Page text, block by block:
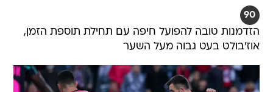
90
הזדמנות טובה להפועל חיפה עם תחילת תוספת הזמן,
אוז'בולט בעט גבוה מעל השער